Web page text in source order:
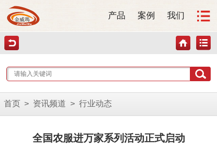
产品 案例 我们
首页 > 资讯频道 > 行业动态
全国农服进万家系列活动正式启动